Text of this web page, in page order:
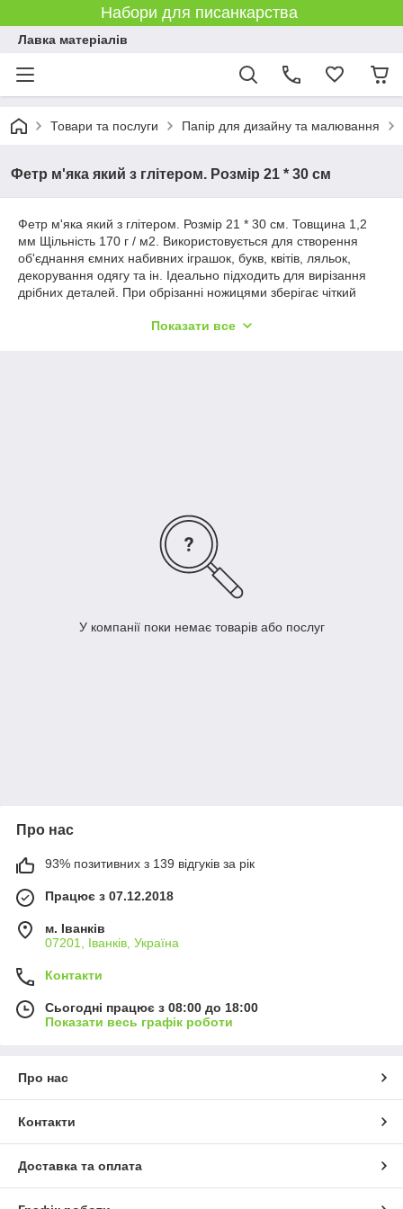
Набори для писанкарства
Лавка матеріалів
Товари та послуги Папір для дизайну та малювання
Фетр м'яка який з глітером. Розмір 21 * 30 см
Фетр м'яка який з глітером. Розмір 21 * 30 см. Товщина 1,2
мм Щільність 170 г / м2. Використовується для створення
об'єднання ємних набивних іграшок, букв, квітів, ляльок,
декорування одягу та ін. Ідеально підходить для вирізання
дрібних деталей. При обрізанні ножицями зберігає чіткий
при цьому край не обсипається і добре тримає форму.
Показати все
У компанії поки немає товарів або послуг
Про нас
93% позитивних з 139 відгуків за рік
Працює з 07.12.2018
м. Іванків
07201, Іванків, Україна
Контакти
Сьогодні працює з 08:00 до 18:00
Показати весь графік роботи
Про нас
Контакти
Доставка та оплата